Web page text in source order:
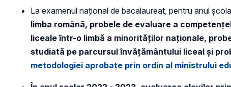
La examenul național de bacalaureat, pentru anul
limba română, probele de evaluare a
liceale într-o limbă a minorităţilor naţionale,
studiată pe parcursul învăţământului liceal şi
metodologiei aprobate prin ordin al ministrului